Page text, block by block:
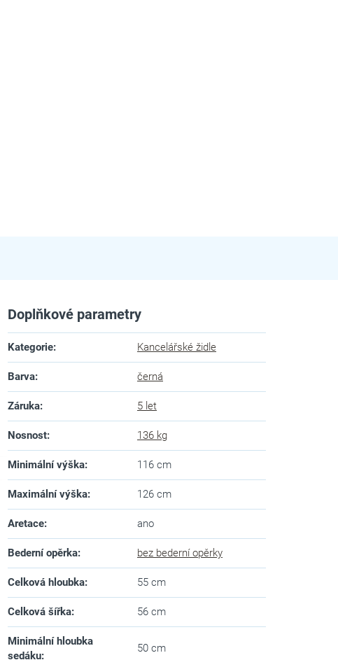
Doplňkové parametry
Kategorie: Kancelářské židle
Barva: černá
Záruka: 5 let
Nosnost: 136 kg
Minimální výška: 116 cm
Maximální výška: 126 cm
Aretace: ano
Bederní opěrka: bez bederní opěrky
Celková hloubka: 55 cm
Celková šířka: 56 cm
Minimální hloubka
sedáku:
50 cm